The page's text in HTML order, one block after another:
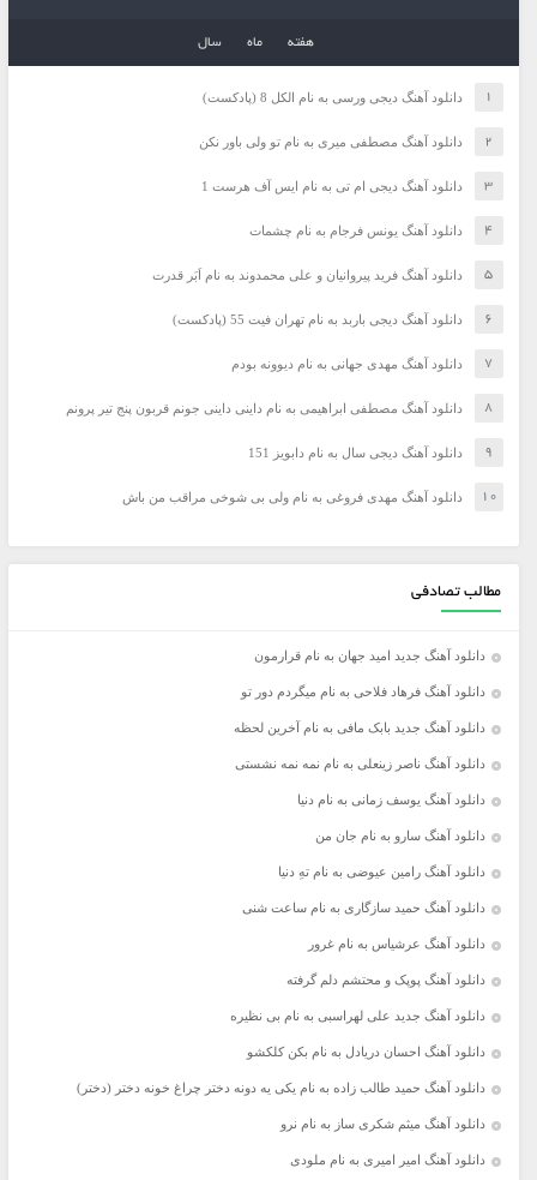
هفته ماه سال
دانلود آهنگ دیجی ورسی به نام الکل 8 (پادکست)
دانلود آهنگ مصطفی میری به نام تو ولی باور نکن
دانلود آهنگ دیجی ام تی به نام ایس آف هرست 1
دانلود آهنگ یونس فرجام به نام چشمات
دانلود آهنگ فرید پیروانیان و علی محمدوند به نام اَبَر قدرت
دانلود آهنگ دیجی باربد به نام تهران فیت 55 (پادکست)
دانلود آهنگ مهدی جهانی به نام دیوونه بودم
دانلود آهنگ مصطفی ابراهیمی به نام داینی داینی جونم قربون پنج تیر پرونم
دانلود آهنگ دیجی سال به نام دابویز 151
دانلود آهنگ مهدی فروغی به نام ولی بی شوخی مراقب من باش
مطالب تصادفی
دانلود آهنگ جدید امید جهان به نام قرارمون
دانلود آهنگ فرهاد فلاحی به نام میگردم دور تو
دانلود آهنگ جدید بابک مافی به نام آخرین لحظه
دانلود آهنگ ناصر زینعلی به نام نمه نمه نشستی
دانلود آهنگ یوسف زمانی به نام دنیا
دانلود آهنگ سارو به نام جان من
دانلود آهنگ رامین عیوضی به نام تهِ دنیا
دانلود آهنگ حمید سازگاری به نام ساعت شنی
دانلود آهنگ عرشیاس به نام غرور
دانلود آهنگ پوپک و محتشم دلم گرفته
دانلود آهنگ جدید علی لهراسبی به نام بی نظیره
دانلود آهنگ احسان دریادل به نام بکن کلکشو
دانلود آهنگ حمید طالب زاده به نام یکی یه دونه دختر چراغ خونه دختر (دختر)
دانلود آهنگ میثم شکری ساز به نام نرو
دانلود آهنگ امیر امیری به نام ملودی